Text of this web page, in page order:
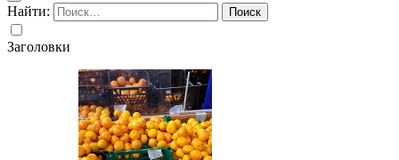
Найти:
Заголовки